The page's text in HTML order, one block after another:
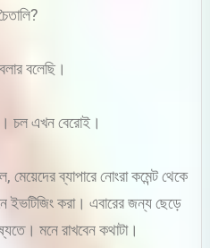
বলেছি।
চল এখন বেরোই।
ব্যাপারে নোংরা কমেন্ট থেকে
ইভটিজিং করা। এবারের জন্য ছেড়ে
মনে রাখবেন কথাটা।